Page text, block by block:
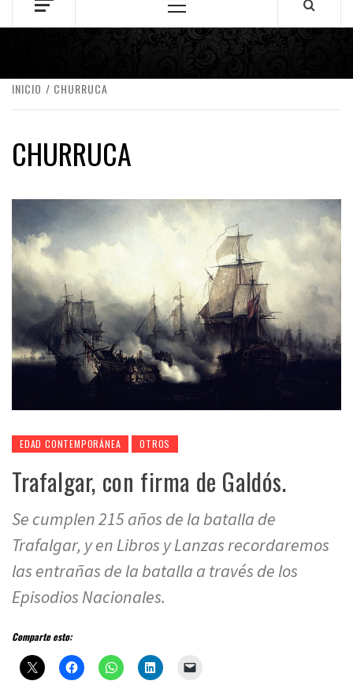
Menú
INICIO CHURRUCA
CHURRUCA
EDAD CONTEMPORÁNEA OTROS
Trafalgar, con firma de Galdós.
Se cumplen 215 años de la batalla de
Trafalgar, y en Libros y Lanzas recordaremos
las entrañas de la batalla a través de los
Episodios Nacionales.
Comparte esto: